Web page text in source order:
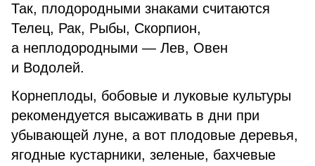
Так, плодородными знаками считаются
Телец, Рак, Рыбы, Скорпион,
а неплодородными — Лев, Овен
и Водолей.
Корнеплоды, бобовые и луковые культуры
рекомендуется высаживать в дни при
убывающей луне, а вот плодовые деревья,
ягодные кустарники, зеленые, бахчевые